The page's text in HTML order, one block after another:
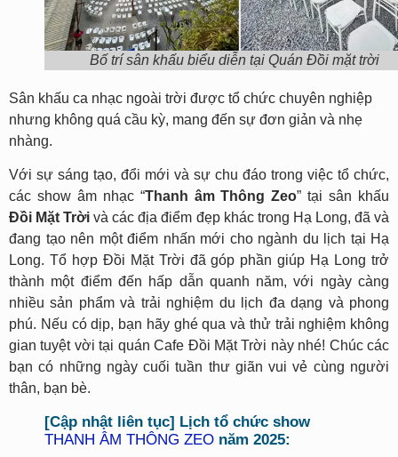
Bố trí sân khấu biểu diễn tại Quán Đồi mặt trời
Sân khấu ca nhạc ngoài trời được tổ chức chuyên nghiệp
nhưng không quá cầu kỳ, mang đến sự đơn giản và nhẹ
nhàng.
Với sự sáng tạo, đổi mới và sự chu đáo trong việc tổ chức,
các show âm nhạc “Thanh âm Thông Zeo” tại sân khấu
Đồi Mặt Trời và các địa điểm đẹp khác trong Hạ Long, đã và
đang tạo nên một điểm nhấn mới cho ngành du lịch tại Hạ
Long. Tổ hợp Đồi Mặt Trời đã góp phần giúp Hạ Long trở
thành một điểm đến hấp dẫn quanh năm, với ngày càng
nhiều sản phẩm và trải nghiệm du lịch đa dạng và phong
phú. Nếu có dịp, bạn hãy ghé qua và thử trải nghiệm không
gian tuyệt vời tại quán Cafe Đồi Mặt Trời này nhé! Chúc các
bạn có những ngày cuối tuần thư giãn vui vẻ cùng người
thân, bạn bè.
[Cập nhật liên tục] Lịch tổ chức show
THANH ÂM THÔNG ZEO năm 2025: